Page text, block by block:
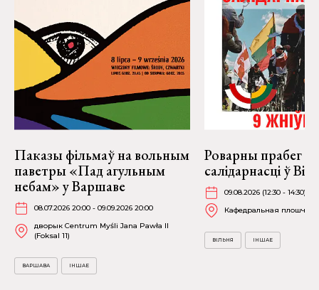
Паказы фільмаў на вольным
паветры «Пад агульным
небам» у Варшаве
08.07.2026 20:00 - 09.09.2026 20:00
дворык Centrum Myśli Jana Pawła II
(Foksal 11)
ВАРШАВА ІНШАЕ
Роварны прабег
салідарнасці ў
09.08.2026 (12:30 - 14:30)
Кафедральная плошча
ВІЛЬНЯ ІНШАЕ